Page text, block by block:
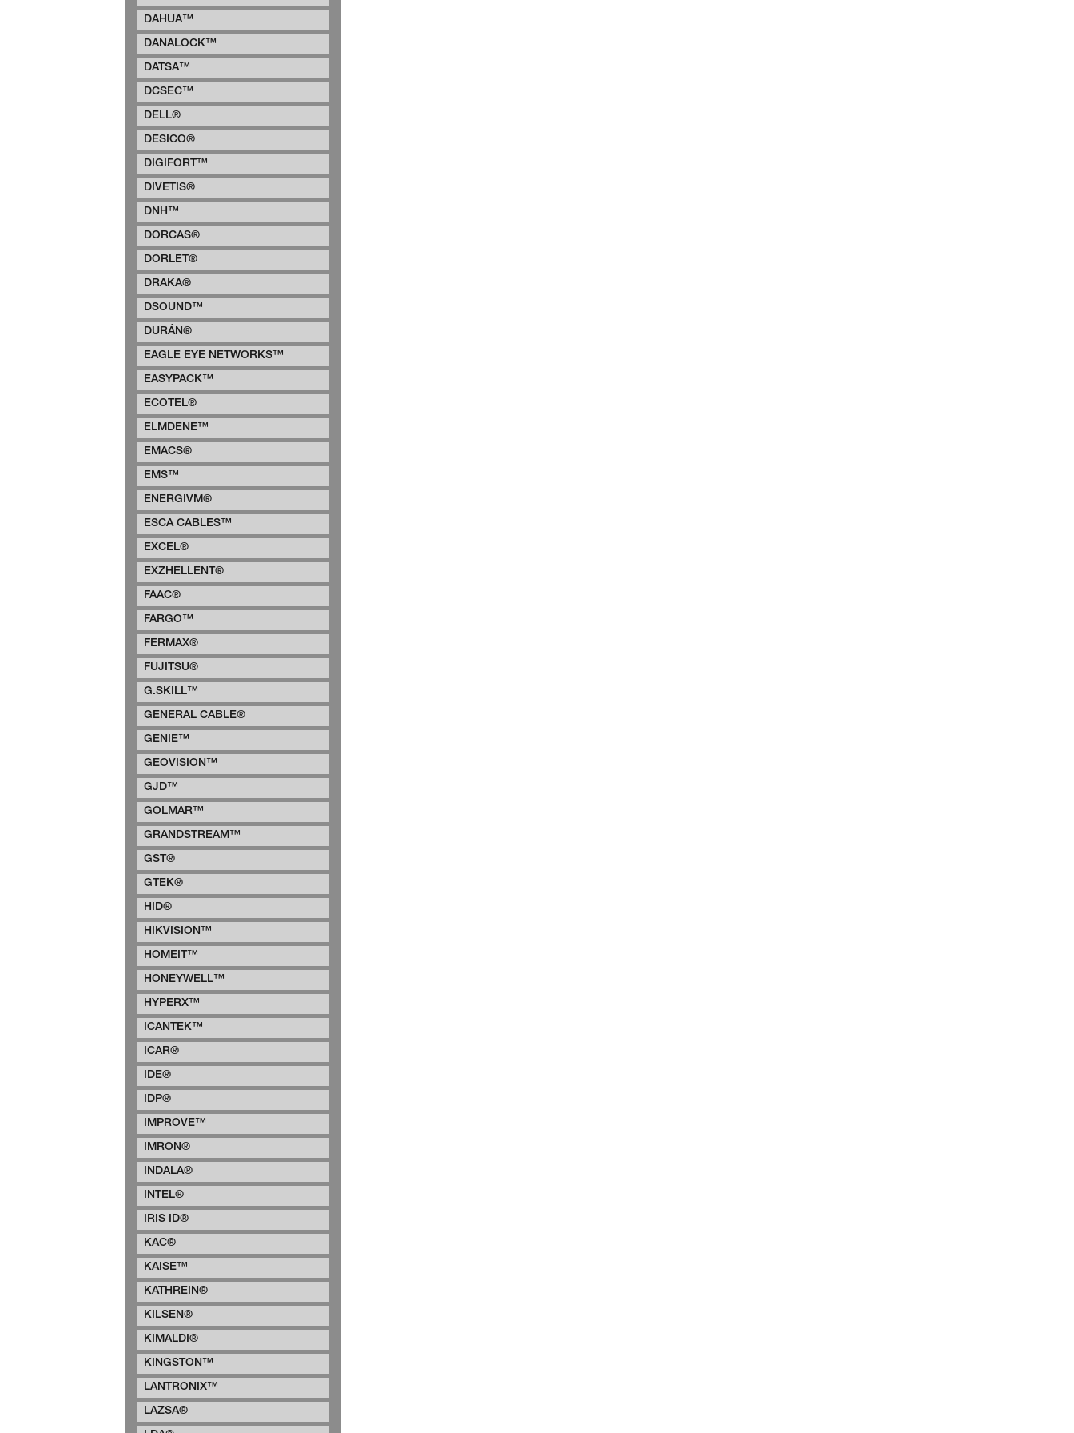
DAHUA™
DANALOCK™
DATSA™
DCSEC™
DELL®
DESICO®
DIGIFORT™
DIVETIS®
DNH™
DORCAS®
DORLET®
DRAKA®
DSOUND™
DURÁN®
EAGLE EYE NETWORKS™
EASYPACK™
ECOTEL®
ELMDENE™
EMACS®
EMS™
ENERGIVM®
ESCA CABLES™
EXCEL®
EXZHELLENT®
FAAC®
FARGO™
FERMAX®
FUJITSU®
G.SKILL™
GENERAL CABLE®
GENIE™
GEOVISION™
GJD™
GOLMAR™
GRANDSTREAM™
GST®
GTEK®
HID®
HIKVISION™
HOMEIT™
HONEYWELL™
HYPERX™
ICANTEK™
ICAR®
IDE®
IDP®
IMPROVE™
IMRON®
INDALA®
INTEL®
IRIS ID®
KAC®
KAISE™
KATHREIN®
KILSEN®
KIMALDI®
KINGSTON™
LANTRONIX™
LAZSA®